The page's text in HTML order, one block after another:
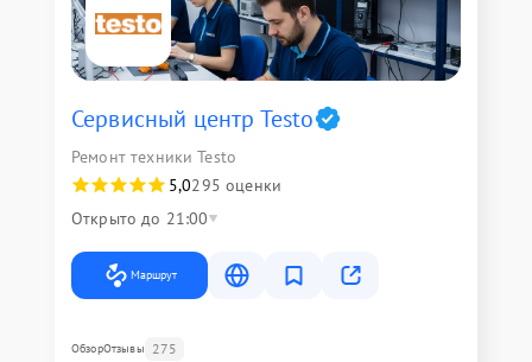
Сервисный центр Testo
Ремонт техники Testo
5,0295 оценки
Открыто до 21:00
Маршрут
ОбзорОтзывы 275